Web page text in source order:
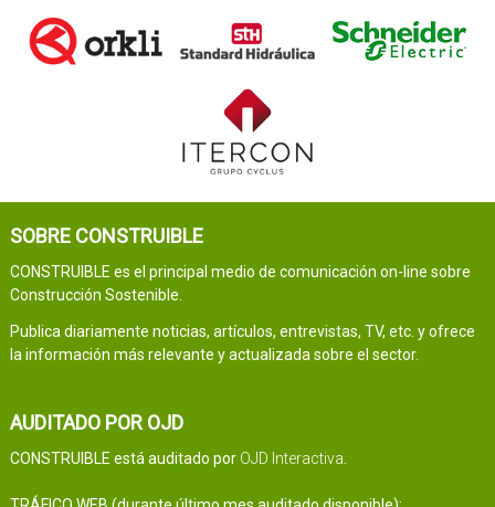
SOBRE CONSTRUIBLE
CONSTRUIBLE es el principal medio de comunicación on-line sobre
Construcción Sostenible.
Publica diariamente noticias, artículos, entrevistas, TV, etc. y ofrece
la información más relevante y actualizada sobre el sector.
AUDITADO POR OJD
CONSTRUIBLE está auditado por OJD Interactiva